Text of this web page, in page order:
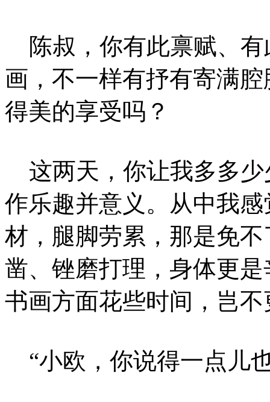
陈叔，你有此禀赋、有
画，不一样有抒有寄满
得美的享受吗？
这两天，你让我多多少
作乐趣并意义。从中我
材，腿脚劳累，那是免
凿、锉磨打理，身体更
书画方面花些时间，岂
“小欧，你说得一点儿